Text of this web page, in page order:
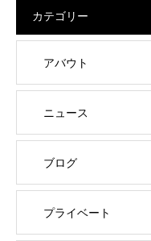
カテゴリー
アバウト
ニュース
ブログ
プライベート